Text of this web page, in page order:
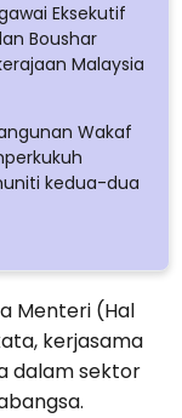
Eksekutif
Boushar
Malaysia
Wakaf
kedua-dua
Menteri (Hal
kerjasama
dalam sektor